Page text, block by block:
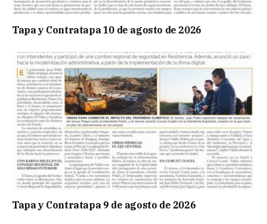
Tapa y Contratapa 10 de agosto de 2026
Tapa y Contratapa 9 de agosto de 2026